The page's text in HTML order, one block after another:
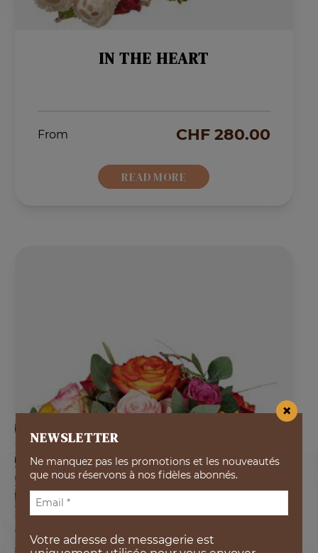
IN THE HEART
From CHF280.00
READ MORE
NEWSLETTER
Ne manquez pas les promotions et les nouveautés
que nous réservons à nos fidèles abonnés.
Votre adresse de messagerie est
×